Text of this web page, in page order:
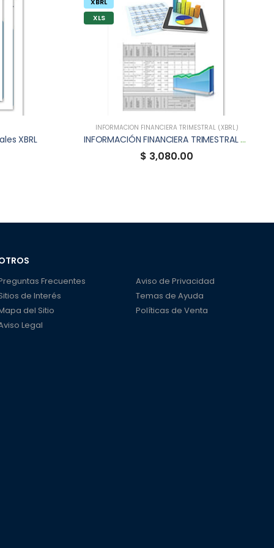
XBRL
XLS
INFORMACIÓN FINANCIERA TRIMESTRAL (XBRL)
INFORMACIÓN FINANCIERA TRIMESTRAL XBRL DE STEPCC
$ 3,080.00
Frecuentes
de Interés
del Sitio
Legal
Aviso de Privacidad
Temas de Ayuda
Políticas de Venta